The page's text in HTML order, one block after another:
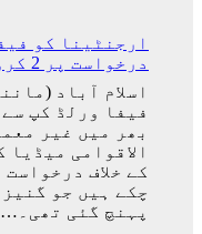
اور
جارجینا
روڈریگز
کی
شادی
کی
تاریخ
سامنے
آ
گئی
ارجنٹینا کو
درخواست پر 2 کروڑ 33 لاکھ افراد کے دستخط
فیفا ورلڈ کپ
بھر میں غیر
الاقوامی
چکے ہیں جو
پہنچ گئی تھی۔…